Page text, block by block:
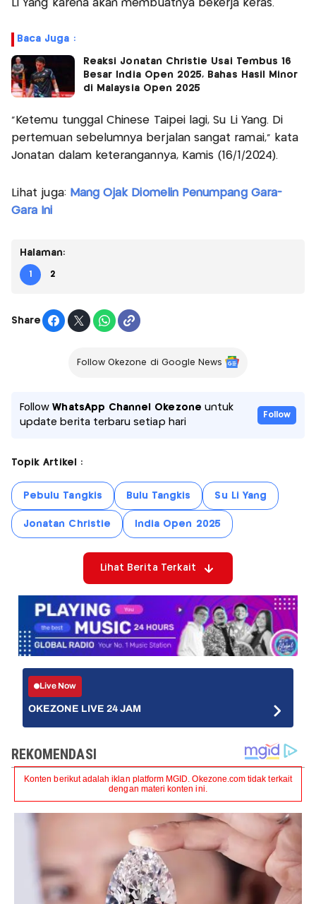
Li Yang karena akan membuatnya bekerja keras.
Baca Juga :
Reaksi Jonatan Christie Usai Tembus 16
Besar India Open 2025, Bahas Hasil Minor
di Malaysia Open 2025
"Ketemu tunggal Chinese Taipei lagi, Su Li Yang. Di
pertemuan sebelumnya berjalan sangat ramai," kata
Jonatan dalam keterangannya, Kamis (16/1/2024).
Lihat juga: Mang Ojak Diomelin Penumpang Gara-
Gara Ini
Halaman:
1 2
Share
Follow Okezone di Google News
FollowWhatsApp Channel Okezone untuk
update berita terbaru setiap hari
Follow
Topik Artikel :
Pebulu Tangkis Bulu Tangkis Su Li Yang
Jonatan Christie India Open 2025
Lihat Berita Terkait
Live Now
OKEZONE LIVE 24 JAM